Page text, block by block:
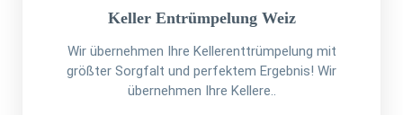
Keller Entrümpelung Weiz
Wir übernehmen Ihre Kellerenttrümpelung mit
größter Sorgfalt und perfektem Ergebnis! Wir
übernehmen Ihre Kellere..